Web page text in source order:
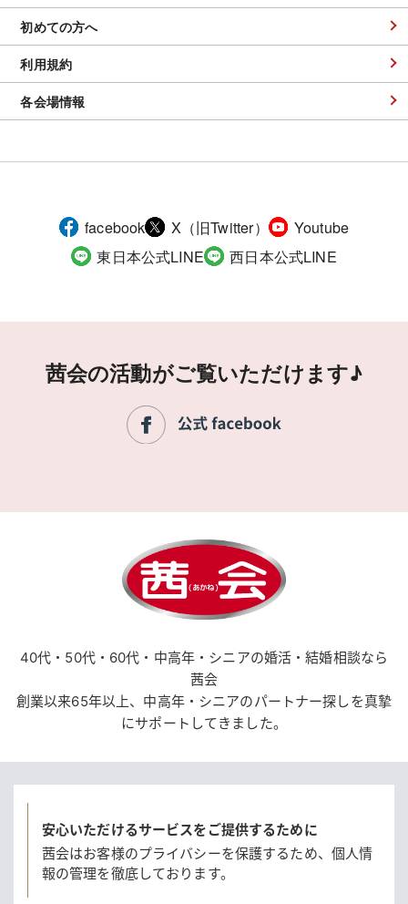
初めての方へ
利用規約
各会場情報
facebook X（旧Twitter）
Youtube
東日本公式LINE
西日本公式LINE
茜会の活動がご覧いただけます♪
40代・50代・60代・中高年・シニアの婚活・結婚相談なら
茜会
創業以来65年以上、中高年・シニアのパートナー探しを真摯
にサポートしてきました。
安心いただけるサービスをご提供するために
茜会はお客様のプライバシーを保護するため、 個人情
報の管理を徹底しております。